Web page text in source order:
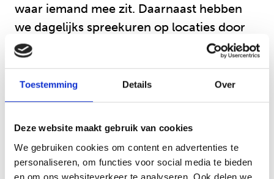
Toestemming Details Over
Deze website maakt gebruik van cookies
We gebruiken cookies om content en advertenties te
personaliseren, om functies voor social media te bieden
en om ons websiteverkeer te analyseren. Ook delen we
waar iemand mee zit. Daarnaast hebben
we dagelijks spreekuren op locaties door
de regio. Daar kun je echt even de diepte in
met mensen, iets wat ik heel waardevol
vind.
Verder ben ik gebiedscoördinator voor
twee regio’s, geef ik trainingen aan
professionals, en begeleid ik samen met